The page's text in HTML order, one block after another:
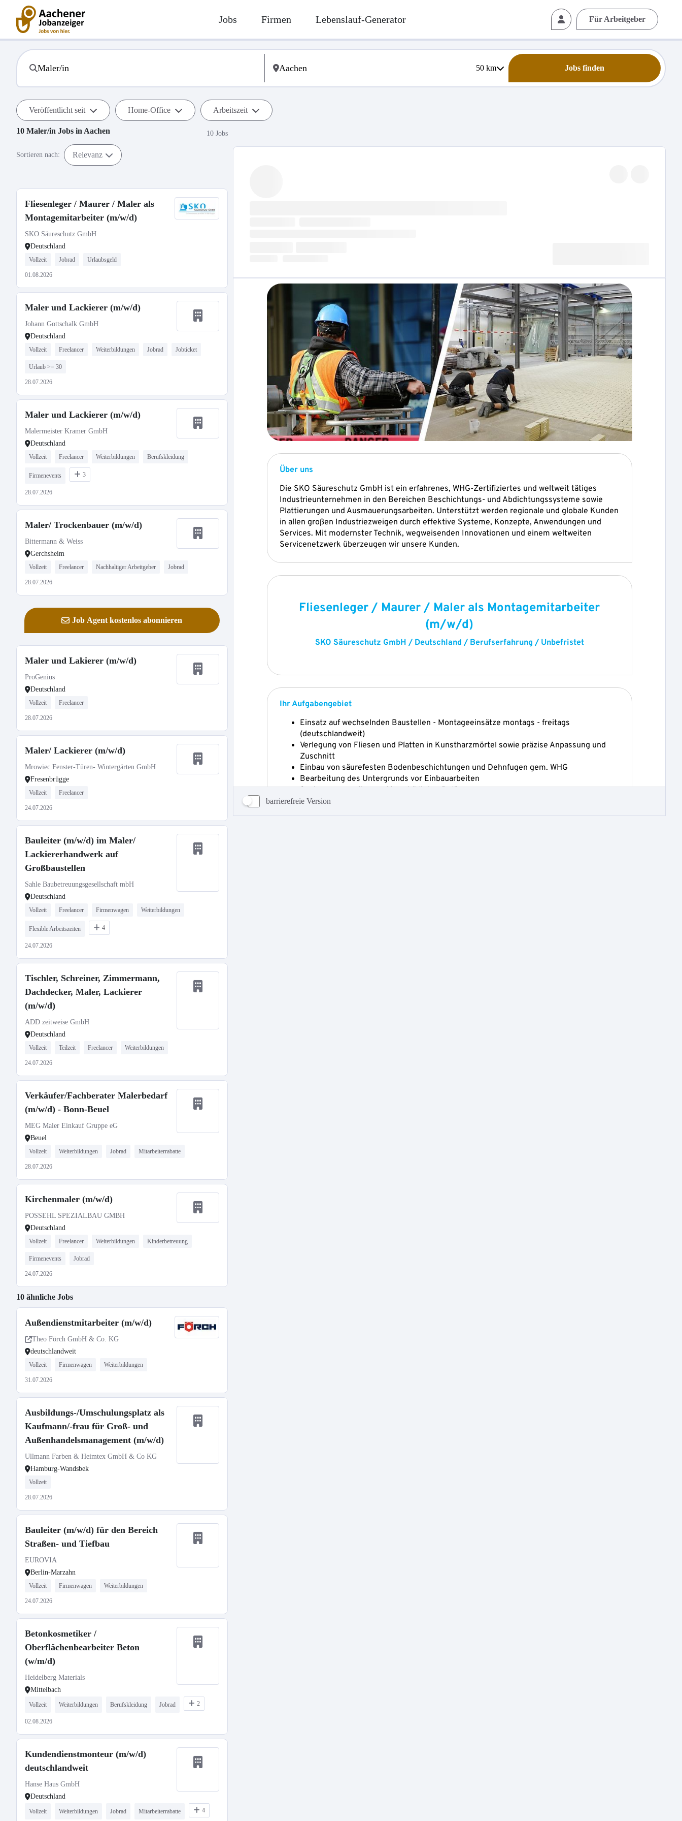
Jobs Firmen Lebenslauf-Generator Für Arbeitgeber
50km Jobs finden
Veröffentlicht seit Home-Office Arbeitszeit
10 Maler/in Jobs in Aachen 10 Jobs
Sortieren nach: Relevanz
Fliesenleger / Maurer / Maler als
Montagemitarbeiter (m/w/d)
SKO Säureschutz GmbH
Deutschland
Vollzeit Jobrad Urlaubsgeld
01.08.2026
Maler und Lackierer (m/w/d)
Johann Gottschalk GmbH
Deutschland
Vollzeit Freelancer Weiterbildungen Jobrad Jobticket
Urlaub >= 30
28.07.2026
Maler und Lackierer (m/w/d)
Malermeister Kramer GmbH
Deutschland
Vollzeit Freelancer Weiterbildungen Berufskleidung
Firmenevents 3
28.07.2026
Maler/ Trockenbauer (m/w/d)
Bittermann & Weiss
Gerchsheim
Vollzeit Freelancer Nachhaltiger Arbeitgeber Jobrad
28.07.2026
Job Agent kostenlos abonnieren
Maler und Lakierer (m/w/d)
ProGenius
Deutschland
Vollzeit Freelancer
28.07.2026
Maler/ Lackierer (m/w/d)
Mrowiec Fenster-Türen- Wintergärten GmbH
Fresenbrügge
Vollzeit Freelancer
24.07.2026
Bauleiter (m/w/d) im Maler/
Lackiererhandwerk auf
Großbaustellen
Sahle Baubetreuungsgesellschaft mbH
Deutschland
Vollzeit Freelancer Firmenwagen Weiterbildungen
Flexible Arbeitszeiten 4
24.07.2026
Tischler, Schreiner, Zimmermann,
Dachdecker, Maler, Lackierer
(m/w/d)
ADD zeitweise GmbH
Deutschland
Vollzeit Teilzeit Freelancer Weiterbildungen
24.07.2026
Verkäufer/Fachberater Malerbedarf
(m/w/d) - Bonn-Beuel
MEG Maler Einkauf Gruppe eG
Beuel
Vollzeit Weiterbildungen Jobrad Mitarbeiterrabatte
28.07.2026
Kirchenmaler (m/w/d)
POSSEHL SPEZIALBAU GMBH
Deutschland
Vollzeit Freelancer Weiterbildungen Kinderbetreuung
Firmenevents Jobrad
24.07.2026
10 ähnliche Jobs
Außendienstmitarbeiter (m/w/d)
Theo Förch GmbH & Co. KG
deutschlandweit
Vollzeit Firmenwagen Weiterbildungen
31.07.2026
Ausbildungs-/Umschulungsplatz als
Kaufmann/-frau für Groß- und
Außenhandelsmanagement (m/w/d)
Ullmann Farben & Heimtex GmbH & Co KG
Hamburg-Wandsbek
Vollzeit
28.07.2026
Bauleiter (m/w/d) für den Bereich
Straßen- und Tiefbau
EUROVIA
Berlin-Marzahn
Vollzeit Firmenwagen Weiterbildungen
24.07.2026
Betonkosmetiker /
Oberflächenbearbeiter Beton
(w/m/d)
Heidelberg Materials
Mittelbach
Vollzeit Weiterbildungen Berufskleidung Jobrad 2
02.08.2026
Kundendienstmonteur (m/w/d)
deutschlandweit
Hanse Haus GmbH
Deutschland
Vollzeit Weiterbildungen Jobrad Mitarbeiterrabatte 4
barrierefreie Version